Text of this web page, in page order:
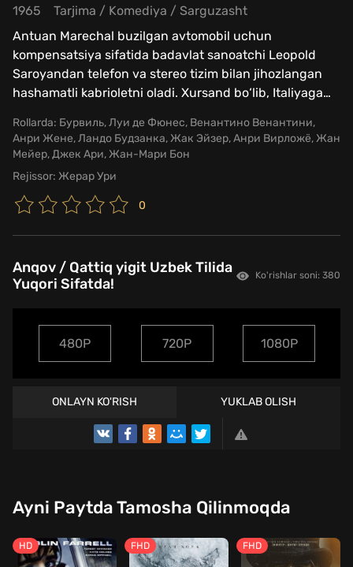
1965 Tarjima / Komediya / Sarguzasht
Antuan Marechal buzilgan avtomobil uchun
kompensatsiya sifatida badavlat sanoatchi Leopold
Saroyandan telefon va stereo tizim bilan jihozlangan
hashamatli kabrioletni oladi. Xursand bo‘lib, Italiyaga…
Rollarda: Бурвиль, Луи де Фюнес, Венантино Венантини,
Анри Жене, Ландо Будзанка, Жак Эйзер, Анри Вирложё, Жан
Мейер, Джек Ари, Жан-Мари Бон
Rejissor: Жерар Ури
0
Anqov / Qattiq yigit Uzbek Tilida
Yuqori Sifatda!
Ko'rishlar soni: 380
480P 720P 1080P
ONLAYN KO'RISH YUKLAB OLISH
Ayni Paytda Tamosha Qilinmoqda
HD FHD FHD